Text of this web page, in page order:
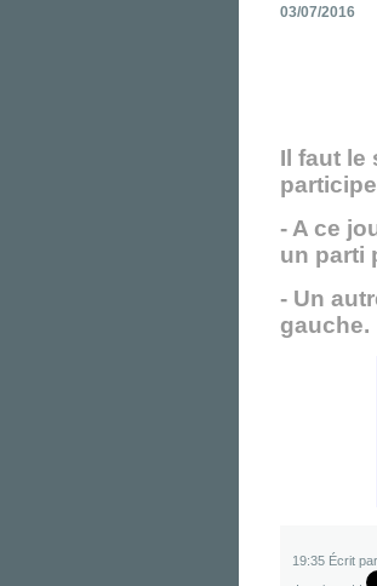
03/07/2016
Il faut le
- A ce
un parti
- Un
gauche.
19:35 Écrit